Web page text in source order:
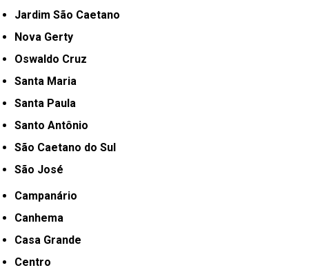
Jardim São Caetano
Nova Gerty
Oswaldo Cruz
Santa Maria
Santa Paula
Santo Antônio
São Caetano do Sul
São José
Campanário
Canhema
Casa Grande
Centro